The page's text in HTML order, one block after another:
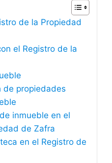
de la Propiedad
el Registro de la
de propiedades
inmueble en el
de Zafra
en el Registro de